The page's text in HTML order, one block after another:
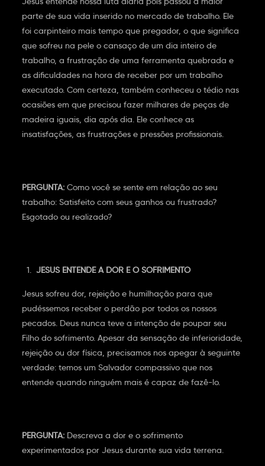
parte de sua vida inserido no mercado de trabalho. Ele
foi carpinteiro mais tempo que pregador, o que significa
que sofreu na pele o cansaço de um dia inteiro de
trabalho, a frustração de uma ferramenta quebrada e
as dificuldades na hora de receber por um trabalho
executado. Com certeza, também conheceu o tédio nas
ocasiões em que precisou fazer milhares de peças de
madeira iguais, dia após dia. Ele conhece as
insatisfações, as frustrações e pressões profissionais.
PERGUNTA: Como você se sente em relação ao seu
trabalho: Satisfeito com seus ganhos ou frustrado?
Esgotado ou realizado?
JESUS ENTENDE A DOR E O SOFRIMENTO
Jesus sofreu dor, rejeição e humilhação para que
pudéssemos receber o perdão por todos os nossos
pecados. Deus nunca teve a intenção de poupar seu
Filho do sofrimento. Apesar da sensação de inferioridade,
rejeição ou dor física, precisamos nos apegar à seguinte
verdade: temos um Salvador compassivo que nos
entende quando ninguém mais é capaz de fazê-lo.
PERGUNTA: Descreva a dor e o sofrimento
experimentados por Jesus durante sua vida terrena.